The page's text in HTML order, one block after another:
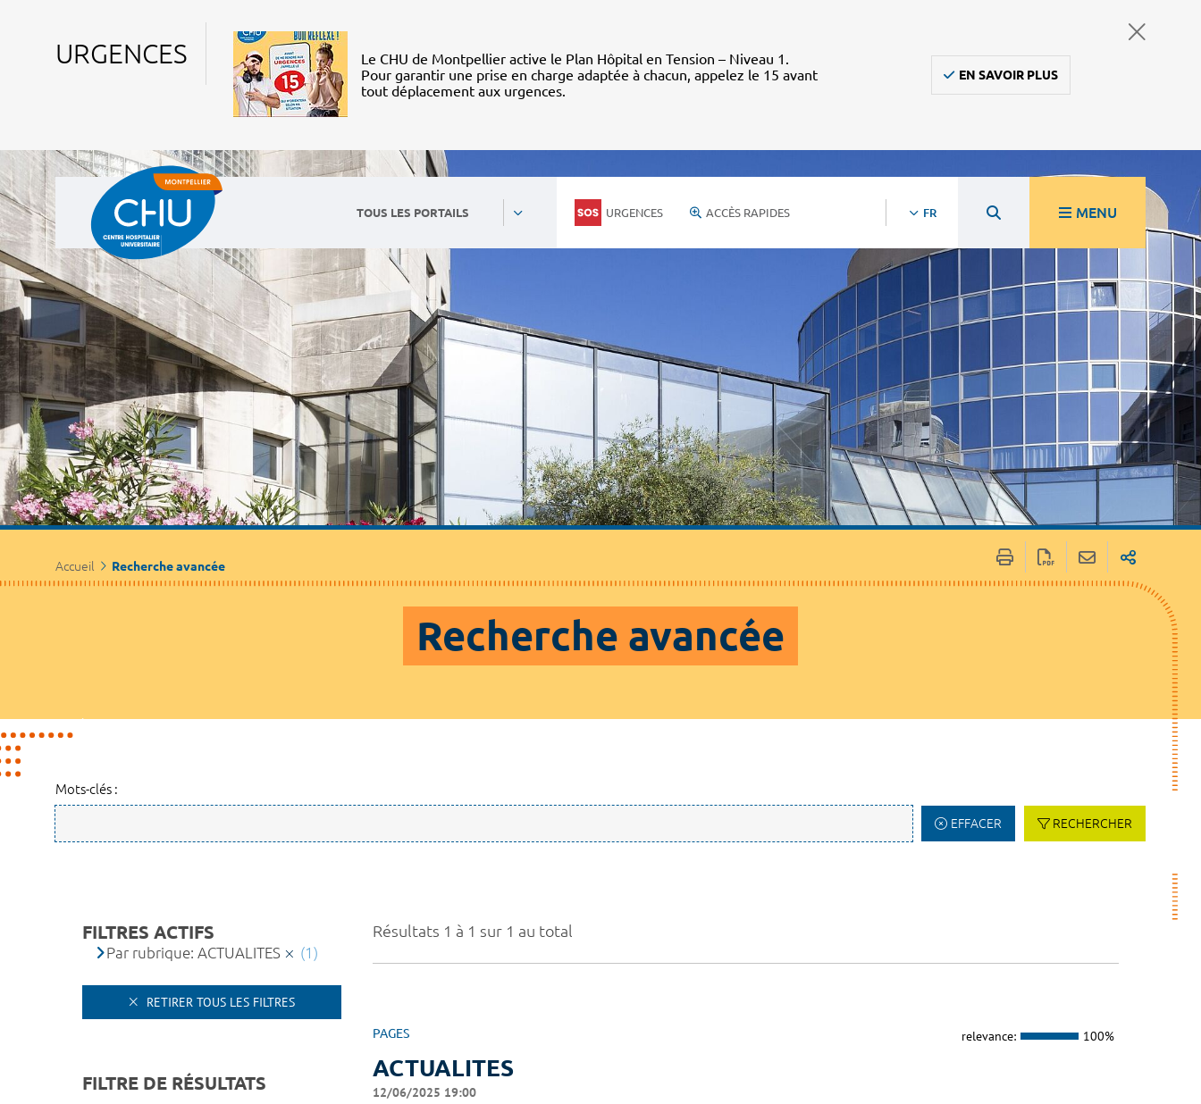
URGENCES
Le CHU de Montpellier active le Plan Hôpital en Tension – Niveau 1.
Pour garantir une prise en charge adaptée à chacun, appelez le 15 avant
tout déplacement aux urgences.
EN SAVOIR PLUS
TOUS LES PORTAILS URGENCES ACCÈS RAPIDES FR MENU
Accueil Recherche avancée
Recherche avancée
Mots-clés :
EFFACER RECHERCHER
Résultats 1 à 1 sur 1 au total
PAGES relevance: 100%
ACTUALITES
12/06/2025 19:00
FILTRES ACTIFS
Par rubrique: ACTUALITES (1)
RETIRER TOUS LES FILTRES
FILTRE DE RÉSULTATS